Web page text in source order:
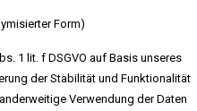
Form)
1 lit. f DSGVO auf Basis unseres
der Stabilität und Funktionalität
Verwendung der Daten